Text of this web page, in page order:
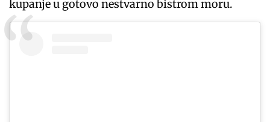
kupanje u gotovo nestvarno bistrom moru.